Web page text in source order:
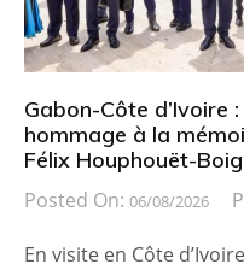
Gabon-Côte d’Ivoire
hommage à la
Félix Houphouët-
Posted On: 06/08/2026
En visite en Côte